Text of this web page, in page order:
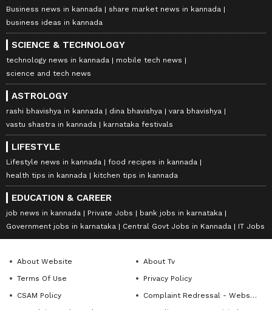
Business news in kannada
share market news in kannada
business ideas in kannada
SCIENCE & TECHNOLOGY
technology news in kannada
mobile tech news
science and tech news
ASTROLOGY
rashi bhavishya in kannada dina bhavishya
vara bhavishya
vastu shastra in kannada
karnataka festivals
LIFESTYLE
Lifestyle news in kannada
food recipes in kannada
health tips in kannada
kitchen tips in kannada
EDUCATION & CAREER
job news in kannada Private Jobs
bank jobs in karnataka
Government jobs in karnataka
Central Govt Jobs in Kannada IT Jobs
About Website
About Tv
Terms Of Use
Privacy Policy
CSAM Policy
Complaint Redressal - Website